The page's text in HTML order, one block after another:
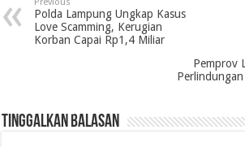
Polda Lampung Ungkap Kasus
Love Scamming, Kerugian
Korban Capai Rp1,4 Miliar
Pemprov
Tinggalkan Balasan